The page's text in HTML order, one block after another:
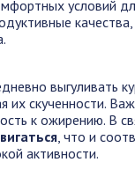
условий
выгуливать
их скученности.
к ожирению. В
, что и
активности.